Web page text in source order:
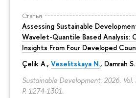
Статья
Assessing Sustainable
Wavelet-Quantile Based Analysis:
Insights From Four Developed
Çelik A., Veselitskaya N., Damrah S.
Sustainable Development. 2026. Vol.
P. 1274-1301.